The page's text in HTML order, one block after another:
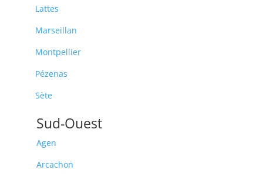
Lattes
Marseillan
Montpellier
Pézenas
Sète
Sud-Ouest
Agen
Arcachon